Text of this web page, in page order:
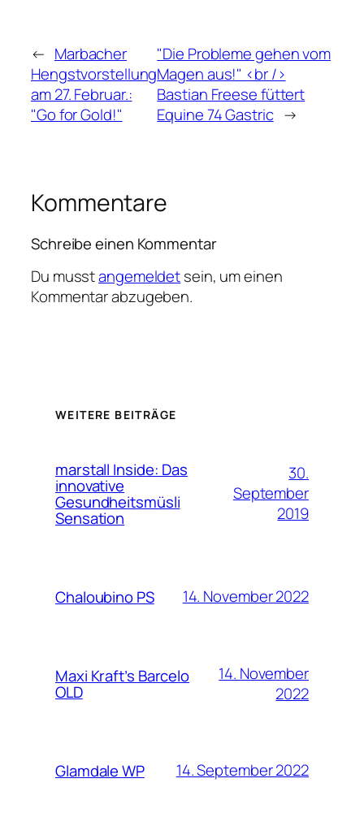
← Marbacher
Hengstvorstellung
am 27. Februar.:
"Go for Gold!"
"Die Probleme gehen vom
Magen aus!" <br />
Bastian Freese füttert
Equine 74 Gastric →
Kommentare
Schreibe einen Kommentar
Du musstangemeldetsein, um einen
Kommentar abzugeben.
WEITERE BEITRÄGE
marstall Inside: Das
innovative
Gesundheitsmüsli
Sensation
30.
September
2019
Chaloubino PS 14. November 2022
Maxi Kraft’s Barcelo
OLD
14. November
2022
Glamdale WP 14. September 2022